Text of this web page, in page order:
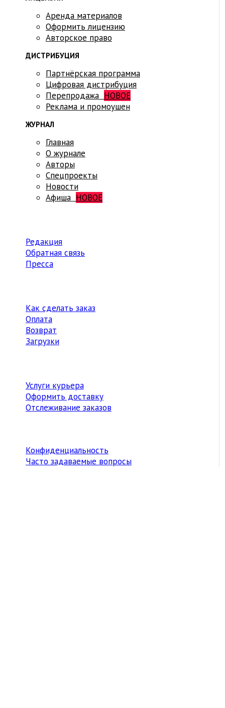
Аренда материалов
Оформить лицензию
Авторское право
ДИСТРИБУЦИЯ
Партнёрская программа
Цифровая дистрибуция
Перепродажа НОВОЕ
Реклама и промоушен
ЖУРНАЛ
Главная
О журнале
Авторы
Спецпроекты
Новости
Афиша НОВОЕ
Редакция
Обратная связь
Пресса
Как сделать заказ
Оплата
Возврат
Загрузки
Услуги курьера
Оформить доставку
Отслеживание заказов
Конфиденциальность
Часто задаваемые вопросы